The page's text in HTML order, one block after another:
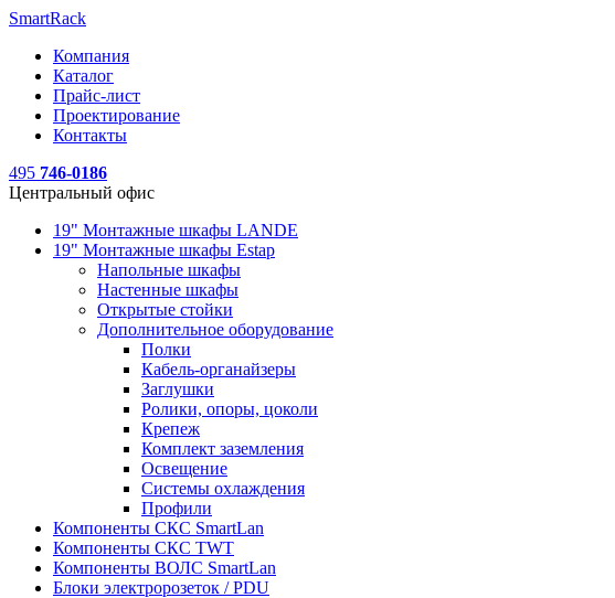
SmartRack
Компания
Каталог
Прайс-лист
Проектирование
Контакты
495 746-0186
Центральный офис
19" Монтажные шкафы LANDE
19" Монтажные шкафы Estap
Напольные шкафы
Настенные шкафы
Открытые стойки
Дополнительное оборудование
Полки
Кабель-органайзеры
Заглушки
Ролики, опоры, цоколи
Крепеж
Комплект заземления
Освещение
Системы охлаждения
Профили
Компоненты СКС SmartLan
Компоненты СКС TWT
Компоненты ВОЛС SmartLan
Блоки электророзеток / PDU